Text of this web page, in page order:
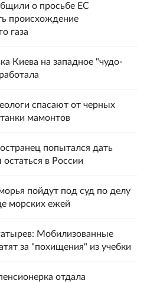
о просьбе ЕС
происхождение
газа
Киева на западное "чудо-
спасают от черных
мамонтов
попытался дать
остаться в России
пойдут под суд по делу
морских ежей
Мобилизованные
за "похищения" из учебки
отдала